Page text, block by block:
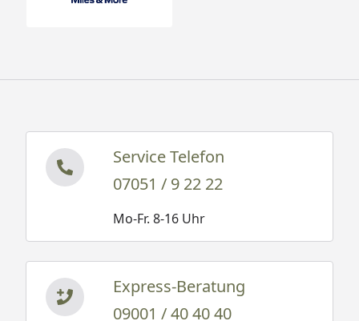
Service Telefon
07051 / 9 22 22
Mo-Fr. 8-16 Uhr
Express-Beratung
09001 / 40 40 40